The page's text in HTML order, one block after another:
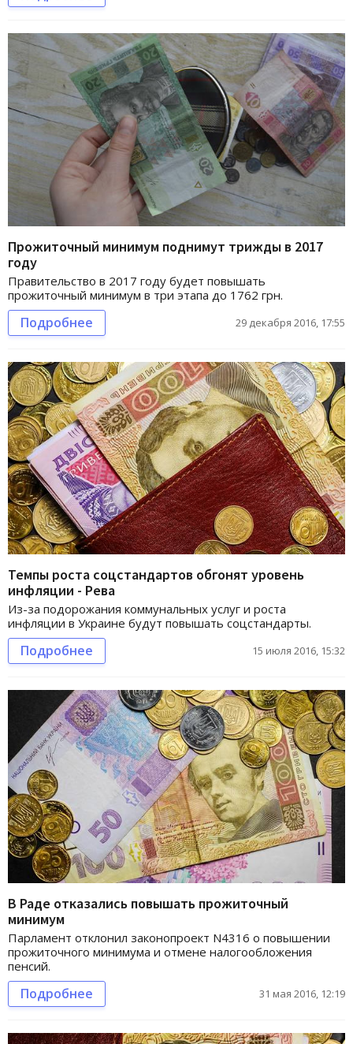
Прожиточный минимум поднимут трижды в 2017
году
Правительство в 2017 году будет повышать
прожиточный минимум в три этапа до 1762 грн.
Подробнее 29 декабря 2016, 17:55
Темпы роста соцстандартов обгонят уровень
инфляции - Рева
Из-за подорожания коммунальных услуг и роста
инфляции в Украине будут повышать соцстандарты.
Подробнее 15 июля 2016, 15:32
В Раде отказались повышать прожиточный
минимум
Парламент отклонил законопроект N4316 о повышении
прожиточного минимума и отмене налогообложения
пенсий.
Подробнее 31 мая 2016, 12:19